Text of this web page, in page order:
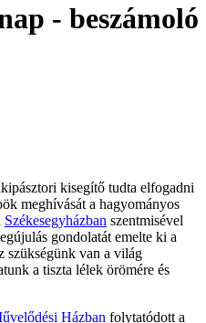
- beszámoló
kisegítő tudta elfogadni
meghívását a hagyományos
Székesegyházban szentmisével
gondolatát emelte ki a
szükségünk van a világ
a tiszta lélek örömére és
Házban folytatódott a